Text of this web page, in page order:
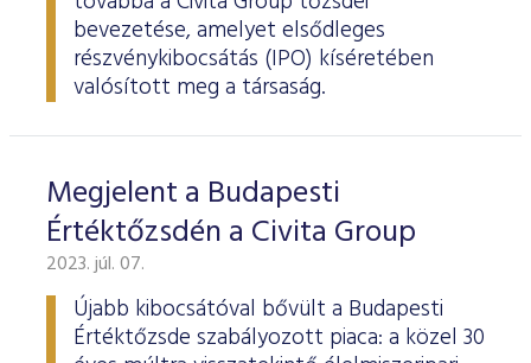
bevezetése, amelyet elsődleges
részvénykibocsátás (IPO) kíséretében
valósított meg a társaság.
Megjelent a Budapesti
Értéktőzsdén a Civita Group
2023. júl. 07.
Újabb kibocsátóval bővült a Budapesti
Értéktőzsde szabályozott piaca: a közel 30